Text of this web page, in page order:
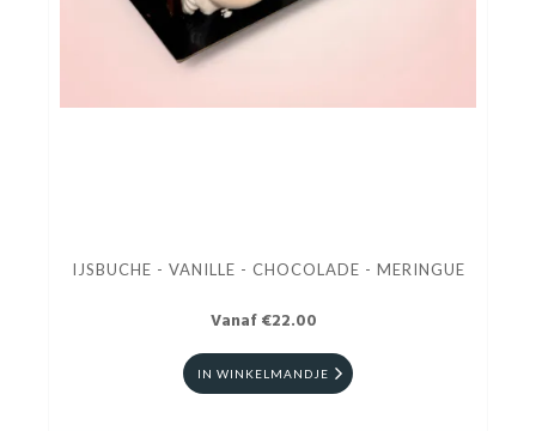
IJSBUCHE - VANILLE - CHOCOLADE - MERINGUE
Vanaf €22.00
IN WINKELMANDJE